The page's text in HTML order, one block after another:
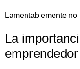
Lamentablemente
La